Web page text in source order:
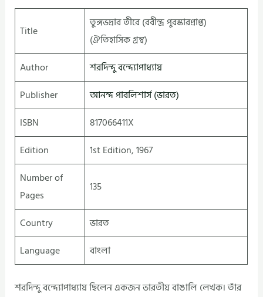
Title
তুঙ্গভদ্রার তীরে (রবীন্দ্র পুরস্কারপ্রাপ্ত)
(ঐতিহাসিক গ্রন্থ)
Author
শরদিন্দু বন্দ্যোপাধ্যায়
Publisher
আনন্দ পাবলিশার্স (ভারত)
ISBN
817066411X
Edition
1st Edition, 1967
Number of
Pages
135
Country
ভারত
Language
বাংলা
শরদিন্দু বন্দ্যোপাধ্যায় ছিলেন একজন ভারতীয় বাঙালি লেখক। তাঁর